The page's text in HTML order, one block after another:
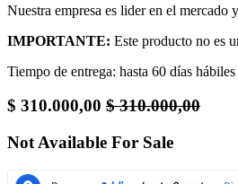
Nuestra empresa es lider en el mercado
IMPORTANTE: Este producto no es
Tiempo de entrega: hasta 60 días
$ 310.000,00 $310.000,00
Not Available For Sale